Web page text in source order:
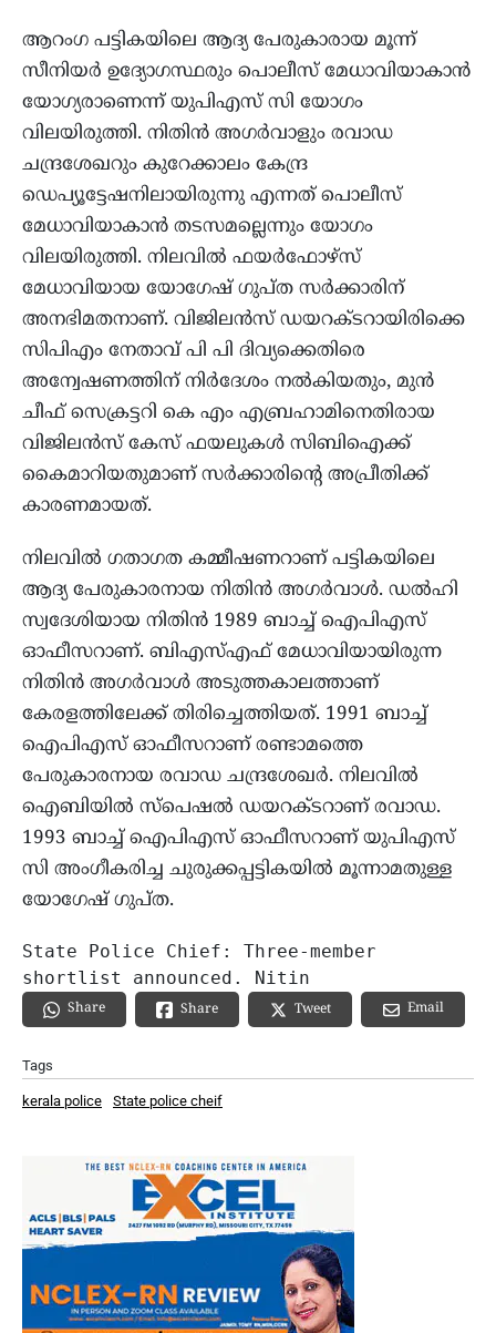
ആറംഗ പട്ടികയിലെ ആദ്യ പേരുകാരായ മൂന്ന്
സീനിയര്‍ ഉദ്യോഗസ്ഥരും പൊലീസ് മേധാവിയാകാന്‍
യോഗ്യരാണെന്ന് യുപിഎസ് സി യോഗം
വിലയിരുത്തി. നിതിന്‍ അഗര്‍വാളും രവാഡ
ചന്ദ്രശേഖറും കുറേക്കാലം കേന്ദ്ര
ഡെപ്യൂട്ടേഷനിലായിരുന്നു എന്നത് പൊലീസ്
മേധാവിയാകാന്‍ തടസമല്ലെന്നും യോഗം
വിലയിരുത്തി. നിലവില്‍ ഫയര്‍ഫോഴ്സ്
മേധാവിയായ യോഗേഷ് ഗുപ്ത സര്‍ക്കാരിന്
അനഭിമതനാണ്. വിജിലന്‍സ് ഡയറക്ടറായിരിക്കെ
സിപിഎം നേതാവ് പി പി ദിവ്യക്കെതിരെ
അന്വേഷണത്തിന് നിര്‍ദേശം നല്‍കിയതും, മുന്‍
ചീഫ് സെക്രട്ടറി കെ എം എബ്രഹാമിനെതിരായ
വിജിലന്‍സ് കേസ് ഫയലുകള്‍ സിബിഐക്ക്
കൈമാറിയതുമാണ് സര്‍ക്കാരിന്റെ അപ്രീതിക്ക്
കാരണമായത്.
നിലവില്‍ ഗതാഗത കമ്മീഷണറാണ് പട്ടികയിലെ
ആദ്യ പേരുകാരനായ നിതിന്‍ അഗര്‍വാള്‍. ഡല്‍ഹി
സ്വദേശിയായ നിതിന്‍ 1989 ബാച്ച് ഐപിഎസ്
ഓഫീസറാണ്. ബിഎസ്എഫ് മേധാവിയായിരുന്ന
നിതിന്‍ അഗര്‍വാള്‍ അടുത്തകാലത്താണ്
കേരളത്തിലേക്ക് തിരിച്ചെത്തിയത്. 1991 ബാച്ച്
ഐപിഎസ് ഓഫീസറാണ് രണ്ടാമത്തെ
പേരുകാരനായ രവാഡ ചന്ദ്രശേഖര്‍. നിലവില്‍
ഐബിയില്‍ സ്പെഷല്‍ ഡയറക്ടറാണ് രവാഡ.
1993 ബാച്ച് ഐപിഎസ് ഓഫീസറാണ് യുപിഎസ്
സി അംഗീകരിച്ച ചുരുക്കപ്പട്ടികയില്‍ മൂന്നാമതുള്ള
യോഗേഷ് ഗുപ്ത.
State Police Chief: Three-member
shortlist announced. Nitin
Share Share Tweet Email
Tags
kerala police State police cheif